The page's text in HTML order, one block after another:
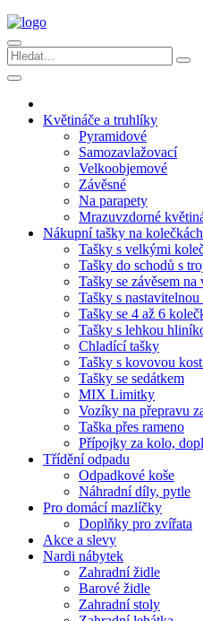
Květináče a truhlíky
Pyramidové
Samozavlažovací
Velkoobjemové
Závěsné
Na parapety
Mrazuvzdorné
Nákupní tašky na kolečkách
Tašky s velkými
Tašky do schodů s
Tašky se závěsem na
Tašky s
Tašky se 4 až 6
Tašky s lehkou
Chladící tašky
Tašky s kovovou
Tašky se sedátkem
MIX Limitky
Vozíky na přepravu
Taška přes rameno
Přípojky za kolo,
Třídění odpadu
Odpadkové koše
Náhradní díly, pytle
Pro domácí mazlíčky
Doplňky pro zvířata
Akce a slevy
Nardi nábytek
Zahradní židle
Barové židle
Zahradní stoly